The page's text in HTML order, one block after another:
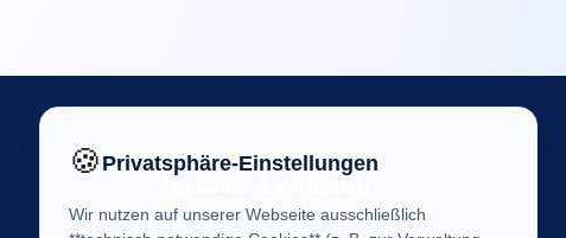
Ihre Meinung ist uns wichtig! Helfen
🍪Privatsphäre-Einstellungen
Wir nutzen auf unserer Webseite ausschließlich